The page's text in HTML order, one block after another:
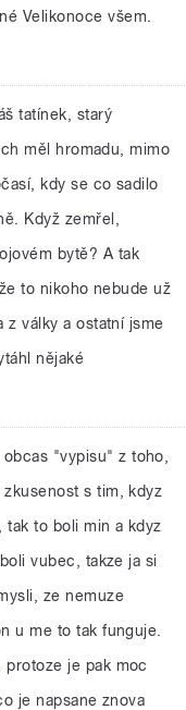
Velikonoce všem.
tatínek, starý
měl hromadu, mimo
kdy se co sadilo
Když zemřel,
bytě? A tak
to nikoho nebude už
z války a ostatní jsme
nějaké
"vypisu" z toho,
s tim, kdyz
to boli min a kdyz
vubec, takze ja si
ze nemuze
u me to tak funguje.
protoze je pak moc
je napsane znova